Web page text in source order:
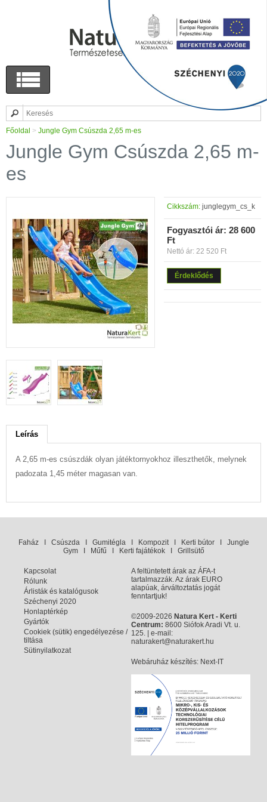
Főoldal > Jungle Gym Csúszda 2,65 m-es
Jungle Gym Csúszda 2,65 m-
es
Cikkszám: junglegym_cs_k
Fogyasztói ár: 28 600
Ft
Nettó ár: 22 520 Ft
Érdeklődés
Leírás
A 2,65 m-es csúszdák olyan játéktornyokhoz illeszthetők, melynek
padozata 1,45 méter magasan van.
FaházI CsúszdaI GumitéglaI KompozitI Kerti bútorI Jungle
GymI Műfű Kerti fajátékokI Grillsütő
Kapcsolat
Rólunk
Árlisták és katalógusok
Széchenyi 2020
Honlaptérkép
Gyártók
Cookiek (sütik) engedélyezése /
tiltása
Sütinyilatkozat
A feltüntetett árak az ÁFA-t
tartalmazzák. Az árak EURO
alapúak, árváltoztatás jogát
fenntartjuk!
©2009-2026 Natura Kert - Kerti
Centrum: 8600 Siófok Aradi Vt. u.
125. | e-mail:
naturakert@naturakert.hu
Webáruház készítés: Next-IT